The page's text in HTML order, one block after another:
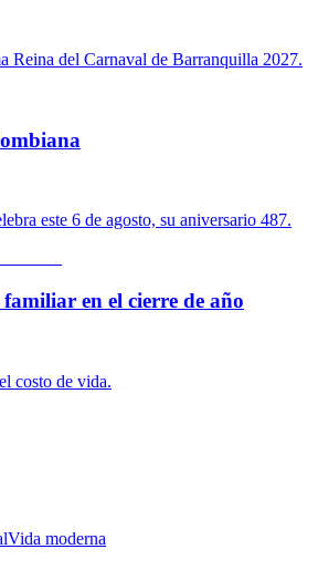
Reina del Carnaval de Barranquilla 2027.
este 6 de agosto, su aniversario 487.
en el cierre de año
costo de vida.
Vida moderna